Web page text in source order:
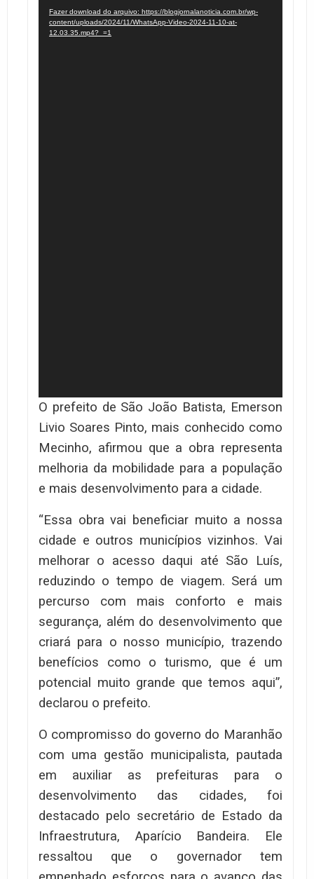
vídeo
Fazer download do arquivo: https://blogjornalanoticia.com.br/wp-
content/uploads/2024/11/WhatsApp-Video-2024-11-10-at-
12.03.35.mp4?_=1
O prefeito de São João Batista, Emerson
Livio Soares Pinto, mais conhecido como
Mecinho, afirmou que a obra representa
melhoria da mobilidade para a população
e mais desenvolvimento para a cidade.
“Essa obra vai beneficiar muito a nossa
cidade e outros municípios vizinhos. Vai
melhorar o acesso daqui até São Luís,
reduzindo o tempo de viagem. Será um
percurso com mais conforto e mais
segurança, além do desenvolvimento que
criará para o nosso município, trazendo
benefícios como o turismo, que é um
potencial muito grande que temos aqui”,
declarou o prefeito.
O compromisso do governo do Maranhão
com uma gestão municipalista, pautada
em auxiliar as prefeituras para o
desenvolvimento das cidades, foi
destacado pelo secretário de Estado da
Infraestrutura, Aparício Bandeira. Ele
ressaltou que o governador tem